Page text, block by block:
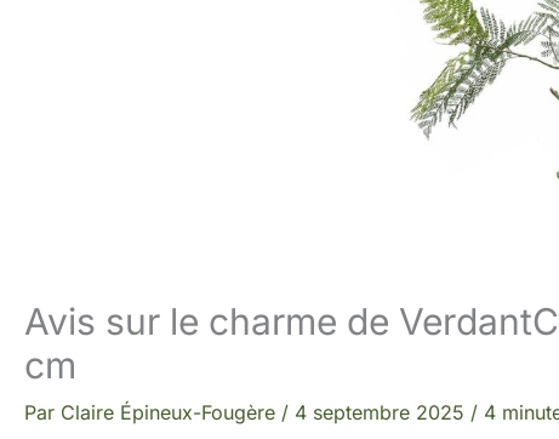
Avis sur le charme de
cm
Par Claire Épineux-Fougère / 4 septembre 2025 / 4